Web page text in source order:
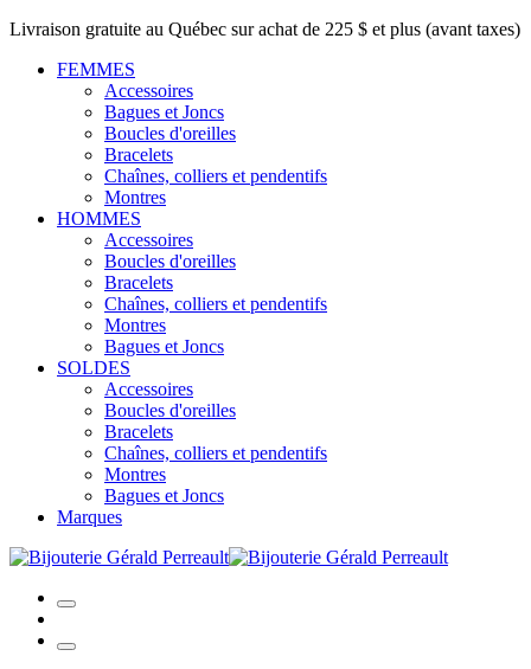
Livraison gratuite au Québec sur achat de 225 $ et plus (avant taxes)
FEMMES
Accessoires
Bagues et Joncs
Boucles d'oreilles
Bracelets
Chaînes, colliers et pendentifs
Montres
HOMMES
Accessoires
Boucles d'oreilles
Bracelets
Chaînes, colliers et pendentifs
Montres
Bagues et Joncs
SOLDES
Accessoires
Boucles d'oreilles
Bracelets
Chaînes, colliers et pendentifs
Montres
Bagues et Joncs
Marques